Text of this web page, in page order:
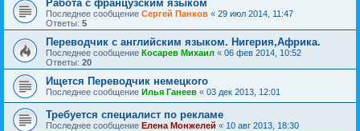
Работа с французским языком
Последнее сообщение Сергей Панков « 29 июл 2014, 11:47
Ответы: 5
Переводчик с английским языком. Нигерия,Африка.
Последнее сообщение Косарев Михаил « 06 фев 2014, 10:52
Ответы: 20
Ищется Переводчик немецкого
Последнее сообщение Илья Ганеев « 03 дек 2013, 12:01
Требуется специалист по рекламе
Последнее сообщение Елена Монжелей « 10 авг 2013, 18:30